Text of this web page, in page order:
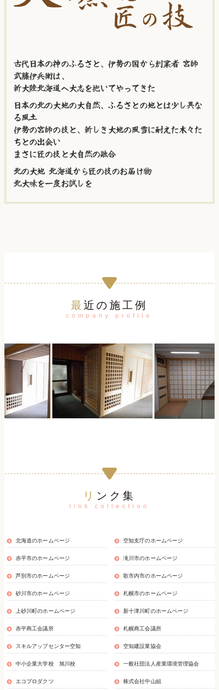
古代日本の神のふるさと、伊勢の国から創業者 宮師
武藤伊兵衛は、
新大陸北海道へ大志を抱いてやってきた
日本の北の大地の大自然、ふるさとの地とは少し異な
る風土
伊勢の宮師の技と、新しき大地の風雪に耐えた木々た
ちとの出会い
まさに匠の技と大自然の融合
北の大地 北海道から匠の技のお届け物
北大味を一度お試しを
最近の施工例
company profile
リンク集
link collection
北海道のホームページ 空知支庁のホームページ
赤平市のホームページ 滝川市のホームページ
芦別市のホームページ 歌市内市のホームページ
砂川市のホームページ 札幌市のホームページ
上砂川町のホームページ 新十津川町のホームページ
赤平商工会議所 札幌商工会議所
スキルアップセンター空知 空知建設業協会
中小企業大学校 旭川校 一般社団法人産業環境管理協会
エコプロダクツ 株式会社中山組